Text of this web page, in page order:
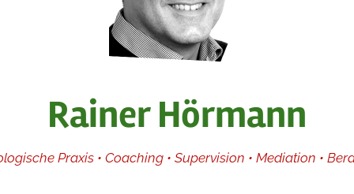
Rainer Hörmann
Praxis • Coaching • Supervision • Mediation •